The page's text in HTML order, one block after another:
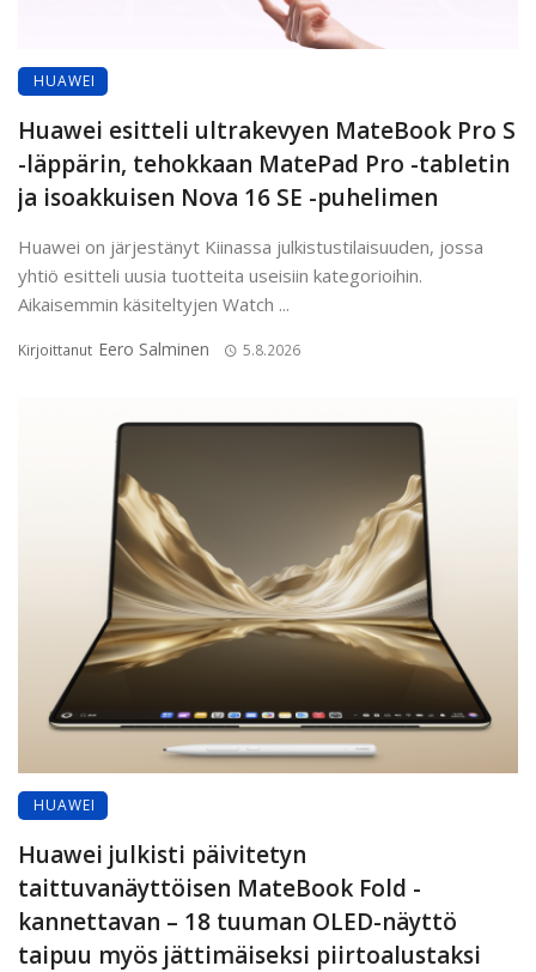
HUAWEI
Huawei esitteli ultrakevyen MateBook Pro S
-läppärin, tehokkaan MatePad Pro -tabletin
ja isoakkuisen Nova 16 SE -puhelimen
Huawei on järjestänyt Kiinassa julkistustilaisuuden, jossa
yhtiö esitteli uusia tuotteita useisiin kategorioihin.
Aikaisemmin käsiteltyjen Watch ...
Kirjoittanut Eero Salminen 5.8.2026
HUAWEI
Huawei julkisti päivitetyn
taittuvanäyttöisen MateBook Fold -
kannettavan – 18 tuuman OLED-näyttö
taipuu myös jättimäiseksi piirtoalustaksi